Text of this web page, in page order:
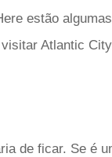
estão
Atlantic
de ficar. Se é